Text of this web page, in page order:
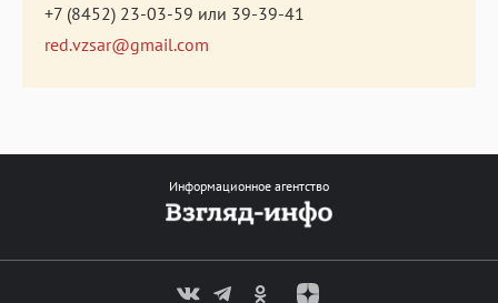
+7 (8452) 23-03-59 или 39-39-41
red.vzsar@gmail.com
Информационное агентство